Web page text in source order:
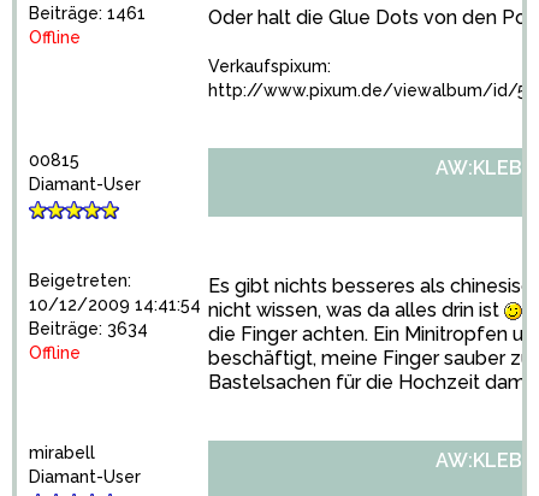
Beiträge: 1461
Offline
Oder halt die Glue Dots von den
Verkaufspixum:
http://www.pixum.de/viewalbum/id/
00815
Diamant-User
Beigetreten:
10/12/2009 14:41:54
Beiträge: 3634
Offline
Es gibt nichts besseres als
nicht wissen, was da alles drin ist
die Finger achten. Ein Minitropfen
beschäftigt, meine Finger sauber
Bastelsachen für die Hochzeit
mirabell
Diamant-User